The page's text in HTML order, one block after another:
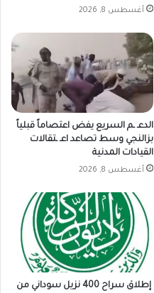
أغسطس 8, 2026
الدعـ ـم السريع يفض اعتصاماً قبلياً
بزالنجي وسط تصاعد اعـ ـتقالات
القيادات المدنية
أغسطس 8, 2026
إطلاق سراح 400 نزيل سوداني من